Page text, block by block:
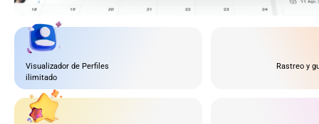
Visualizador de Perfiles
ilimitado
Rastreo y